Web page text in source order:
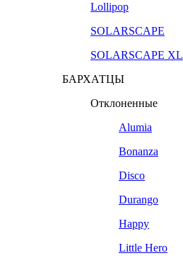
Lollipop
SOLARSCAPE
SOLARSCAPE XL
БАРХАТЦЫ
Отклоненные
Alumia
Bonanza
Disco
Durango
Happy
Little Hero